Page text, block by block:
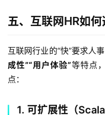
五、互联网HR如何
互联网行业的“快”要求人
成性”“用户体验”等特点
点：
1. 可扩展性（